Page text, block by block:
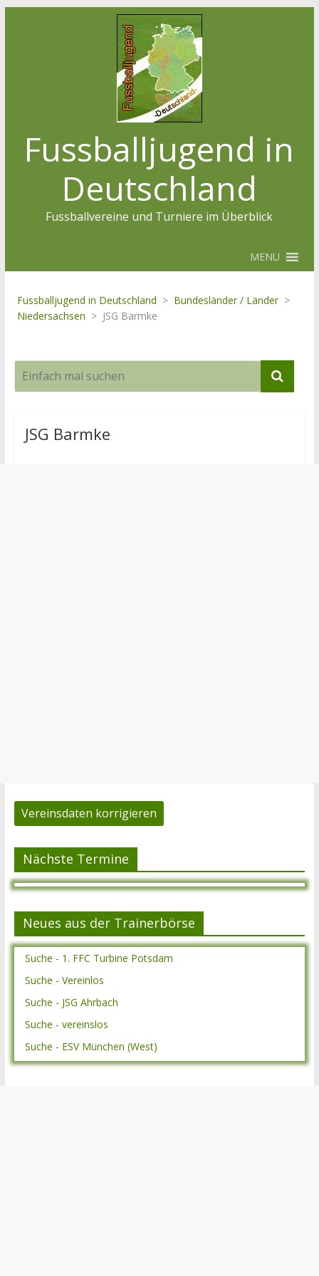
Fussballjugend in
Deutschland
Fussballvereine und Turniere im Überblick
MENU
Fussballjugend in Deutschland > Bundesländer / Länder >
Niedersachsen > JSG Barmke
JSG Barmke
Vereinsdaten korrigieren
Nächste Termine
Neues aus der Trainerbörse
Suche - 1. FFC Turbine Potsdam
Suche - Vereinlos
Suche - JSG Ahrbach
Suche - vereinslos
Suche - ESV München (West)